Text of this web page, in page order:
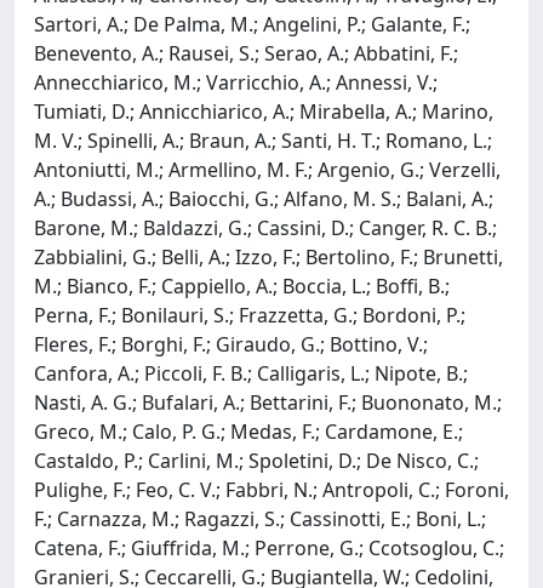
Sartori, A.; De Palma, M.; Angelini, P.; Galante, F.;
Benevento, A.; Rausei, S.; Serao, A.; Abbatini, F.;
Annecchiarico, M.; Varricchio, A.; Annessi, V.;
Tumiati, D.; Annicchiarico, A.; Mirabella, A.; Marino,
M. V.; Spinelli, A.; Braun, A.; Santi, H. T.; Romano, L.;
Antoniutti, M.; Armellino, M. F.; Argenio, G.; Verzelli,
A.; Budassi, A.; Baiocchi, G.; Alfano, M. S.; Balani, A.;
Barone, M.; Baldazzi, G.; Cassini, D.; Canger, R. C. B.;
Zabbialini, G.; Belli, A.; Izzo, F.; Bertolino, F.; Brunetti,
M.; Bianco, F.; Cappiello, A.; Boccia, L.; Boffi, B.;
Perna, F.; Bonilauri, S.; Frazzetta, G.; Bordoni, P.;
Fleres, F.; Borghi, F.; Giraudo, G.; Bottino, V.;
Canfora, A.; Piccoli, F. B.; Calligaris, L.; Nipote, B.;
Nasti, A. G.; Bufalari, A.; Bettarini, F.; Buononato, M.;
Greco, M.; Calo, P. G.; Medas, F.; Cardamone, E.;
Castaldo, P.; Carlini, M.; Spoletini, D.; De Nisco, C.;
Pulighe, F.; Feo, C. V.; Fabbri, N.; Antropoli, C.; Foroni,
F.; Carnazza, M.; Ragazzi, S.; Cassinotti, E.; Boni, L.;
Catena, F.; Giuffrida, M.; Perrone, G.; Ccotsoglou, C.;
Granieri, S.; Ceccarelli, G.; Bugiantella, W.; Cedolini,